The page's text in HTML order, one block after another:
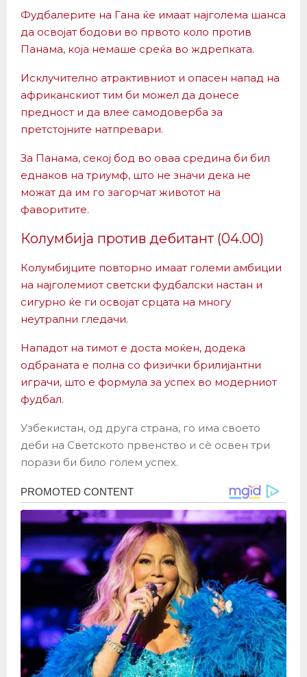
Фудбалерите на Гана ќе имаат најголема шанса
да освојат бодови во првото коло против
Панама, која немаше среќа во ждрепката.
Исклучително атрактивниот и опасен напад на
африканскиот тим би можел да донесе
предност и да влее самодоверба за
претстојните натпревари.
За Панама, секој бод во оваа средина би бил
еднаков на триумф, што не значи дека не
можат да им го загорчат животот на
фаворитите.
Колумбија против дебитант (04.00)
Колумбијците повторно имаат големи амбиции
на најголемиот светски фудбалски настан и
сигурно ќе ги освојат срцата на многу
неутрални гледачи.
Нападот на тимот е доста моќен, додека
одбраната е полна со физички брилијантни
играчи, што е формула за успех во модерниот
фудбал.
Узбекистан, од друга страна, го има своето
деби на Светското првенство и сè освен три
порази би било голем успех.